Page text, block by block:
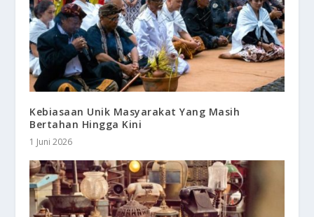
Kebiasaan Unik Masyarakat Yang Masih
Bertahan Hingga Kini
1 Juni 2026